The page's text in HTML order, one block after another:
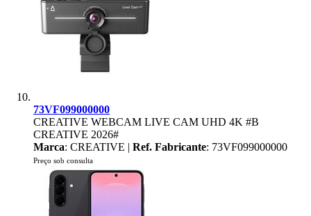
73VF099000000
CREATIVE WEBCAM LIVE CAM UHD 4K #B
CREATIVE 2026#
Marca: CREATIVE | Ref. Fabricante: 73VF099000000
Preço sob consulta